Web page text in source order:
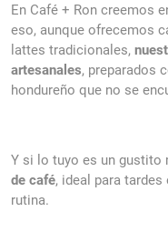
En Café + Ron creemos
eso, aunque ofrecemos
lattes tradicionales,
artesanales, preparados
hondureño que no se
Y si lo tuyo es un gustito
de café, ideal para
rutina.